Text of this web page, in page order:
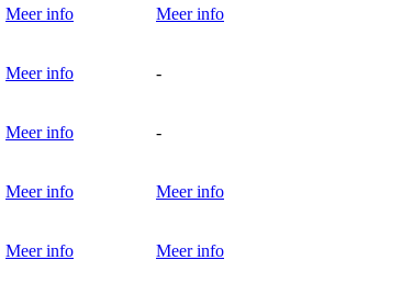
Meer info Meer info
Meer info -
Meer info -
Meer info Meer info
Meer info Meer info